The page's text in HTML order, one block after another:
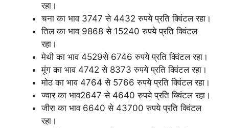
रहा।
चना का भाव 3747 से 4432 रुपये प्रति क्विंटल रहा।
तिल का भाव 9868 से 15240 रुपये प्रति क्विंटल
रहा।
मेथी का भाव 4529से 6746 रुपये प्रति क्विंटल रहा।
मूंग का भाव 4742 से 8373 रुपये प्रति क्विंटल रहा।
मोठ का भाव 4764 से 5766 रुपये प्रति क्विंटल रहा।
ज्वार का भाव2647 से 4640 रुपये प्रति क्विंटल रहा।
जीरा का भाव 6640 से 43700 रुपये प्रति क्विंटल
रहा।